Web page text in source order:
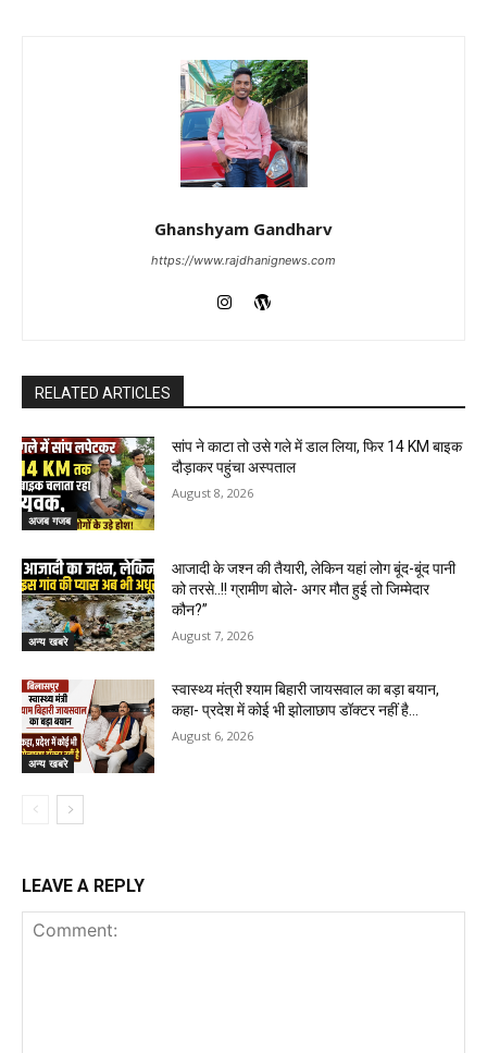
Ghanshyam Gandharv
https://www.rajdhanignews.com
RELATED ARTICLES
अजब गजब
सांप ने काटा तो उसे गले में डाल लिया, फिर 14 KM बाइक
दौड़ाकर पहुंचा अस्पताल
August 8, 2026
अन्य खबरे
आजादी के जश्न की तैयारी, लेकिन यहां लोग बूंद-बूंद पानी
को तरसे..!! ग्रामीण बोले- अगर मौत हुई तो जिम्मेदार
कौन?”
August 7, 2026
अन्य खबरे
स्वास्थ्य मंत्री श्याम बिहारी जायसवाल का बड़ा बयान,
कहा- प्रदेश में कोई भी झोलाछाप डॉक्टर नहीं है…
August 6, 2026
LEAVE A REPLY